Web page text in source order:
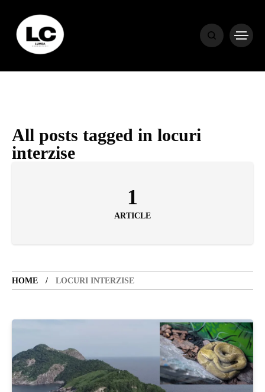
All posts tagged in locuri
interzise
1
ARTICLE
HOME LOCURI INTERZISE
HOME
HOROSCOP
ENGLISH
CONTENT
SANATATE
SI
INGRIJIRE